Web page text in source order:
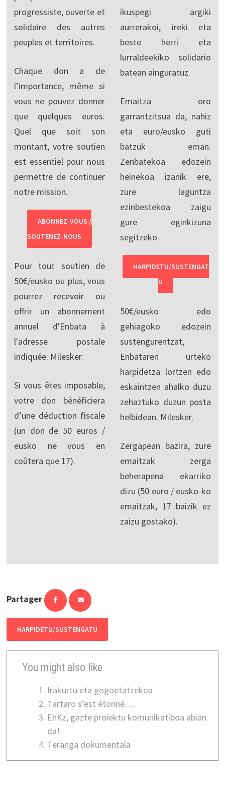
progressiste, ouverte et
solidaire des autres
peuples et territoires.
Chaque don a de
l’importance, même si
vous ne pouvez donner
que quelques euros.
Quel que soit son
montant, votre soutien
est essentiel pour nous
permettre de continuer
notre mission.
ABONNEZ-VOUS /
SOUTENEZ-NOUS
Pour tout soutien de
50€/eusko ou plus, vous
pourrez recevoir ou
offrir un abonnement
annuel d'Enbata à
l'adresse postale
indiquée. Milesker.
Si vous êtes imposable,
votre don bénéficiera
d’une déduction fiscale
(un don de 50 euros /
eusko ne vous en
coûtera que 17).
ikuspegi argiki
aurrerakoi, ireki eta
beste herri eta
lurraldeekiko solidario
batean ainguratuz.
Emaitza oro
garrantzitsua da, nahiz
eta euro/eusko guti
batzuk eman.
Zenbatekoa edozein
heinekoa izanik ere,
zure laguntza
ezinbestekoa zaigu
gure eginkizuna
segitzeko.
HARPIDETU/SUSTENGAT
U
50€/eusko edo
gehiagoko edozein
sustengurentzat,
Enbataren urteko
harpidetza lortzen edo
eskaintzen ahalko duzu
zehaztuko duzun posta
helbidean. Milesker.
Zergapean bazira, zure
emaitzak zerga
beherapena ekarriko
dizu (50 euro / eusko-ko
emaitzak, 17 baizik ez
zaizu gostako).
Partager
HARPIDETU/SUSTENGATU
You might also like
Irakurtu eta gogoetatzekoa
Tartaro s’est étonné…
EhKz, gazte proiektu komunikatiboa abian
da!
Teranga dokumentala